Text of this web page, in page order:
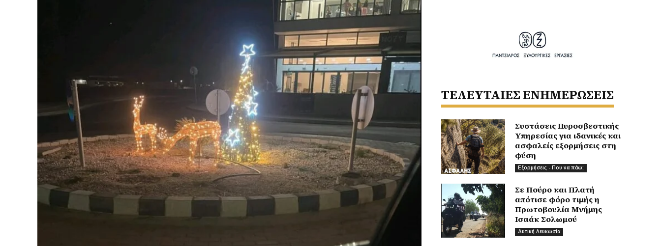
ΤΕΛΕΥΤΑΙΕΣ ΕΝΗΜΕΡΩΣΕΙΣ
Συστάσεις Πυροσβεστικής
Υπηρεσίας για ιδανικές και
ασφαλείς εξορμήσεις στη
φύση
Εξορμήσεις - Που να πάω;
Σε Πούρο και Πλατή
απότισε φόρο τιμής η
Πρωτοβουλία Μνήμης
Ισαάκ Σολωμού
Δυτική Λευκωσία